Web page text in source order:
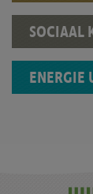
SOCIAAL
ENERGIE